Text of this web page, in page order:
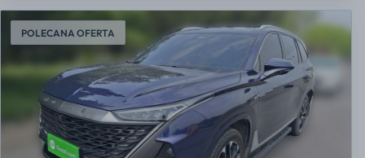
POLECANA OFERTA